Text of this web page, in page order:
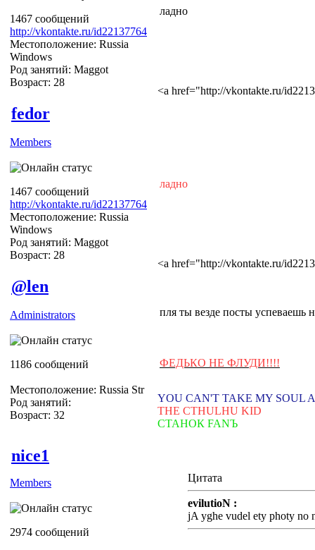
1467 сообщений
http://vkontakte.ru/id22137764
Местоположение: Russia
Windows
Род занятий: Maggot
Возраст: 28
ладно
<a href="http://vkontakte.ru/
fedor
Members
1467 сообщений
http://vkontakte.ru/id22137764
Местоположение: Russia
Windows
Род занятий: Maggot
Возраст: 28
ладно
<a href="http://vkontakte.ru/
@len
Administrators
1186 сообщений
Местоположение: Russia Str
Род занятий:
Возраст: 32
пля ты везде посты успеваешь
ФЕДЬКО НЕ ФЛУДИ!!!!
YOU CAN'T TAKE MY SOUL
THE CTHULHU KID
СТАНОК FANЪ
nice1
Members
2974 сообщений
Цитата
evilutioN :
jA yghe vudel ety photy no